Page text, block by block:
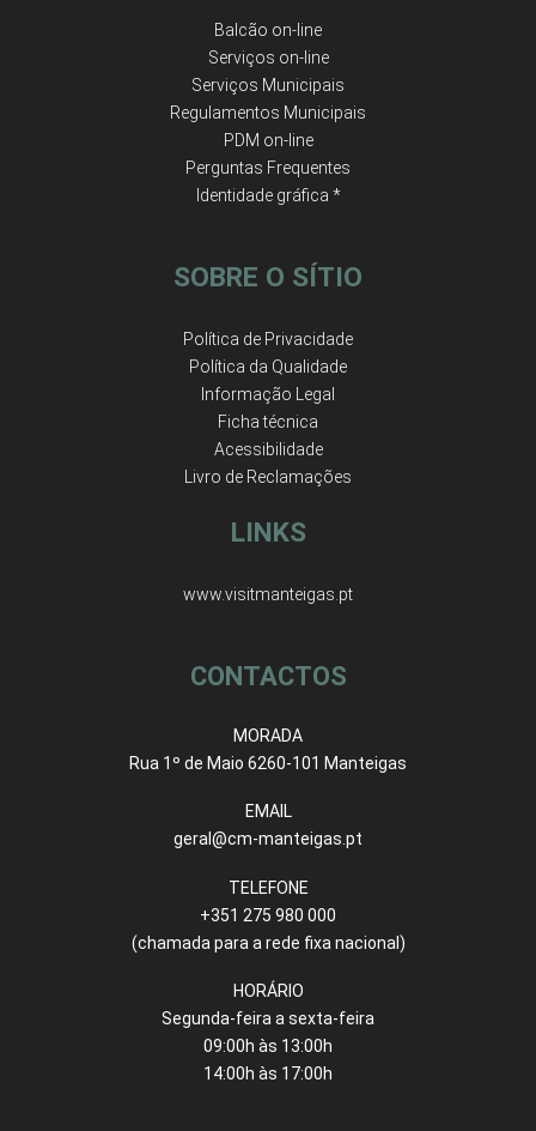
Balcão on-line
Serviços on-line
Serviços Municipais
Regulamentos Municipais
PDM on-line
Perguntas Frequentes
Identidade gráfica *
SOBRE O SÍTIO
Política de Privacidade
Política da Qualidade
Informação Legal
Ficha técnica
Acessibilidade
Livro de Reclamações
LINKS
www.visitmanteigas.pt
CONTACTOS
MORADA
Rua 1º de Maio 6260-101 Manteigas
EMAIL
geral@cm-manteigas.pt
TELEFONE
+351 275 980 000
(chamada para a rede fixa nacional)
HORÁRIO
Segunda-feira a sexta-feira
09:00h às 13:00h
14:00h às 17:00h